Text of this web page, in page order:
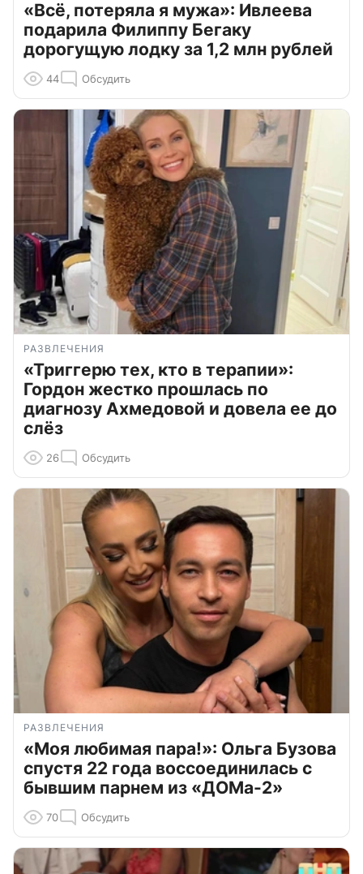
«Всё, потеряла я мужа»: Ивлеева
подарила Филиппу Бегаку
дорогущую лодку за 1,2 млн рублей
44 Обсудить
РАЗВЛЕЧЕНИЯ
«Триггерю тех, кто в терапии»:
Гордон жестко прошлась по
диагнозу Ахмедовой и довела ее до
слёз
26 Обсудить
РАЗВЛЕЧЕНИЯ
«Моя любимая пара!»: Ольга Бузова
спустя 22 года воссоединилась с
бывшим парнем из «ДОМа-2»
70 Обсудить